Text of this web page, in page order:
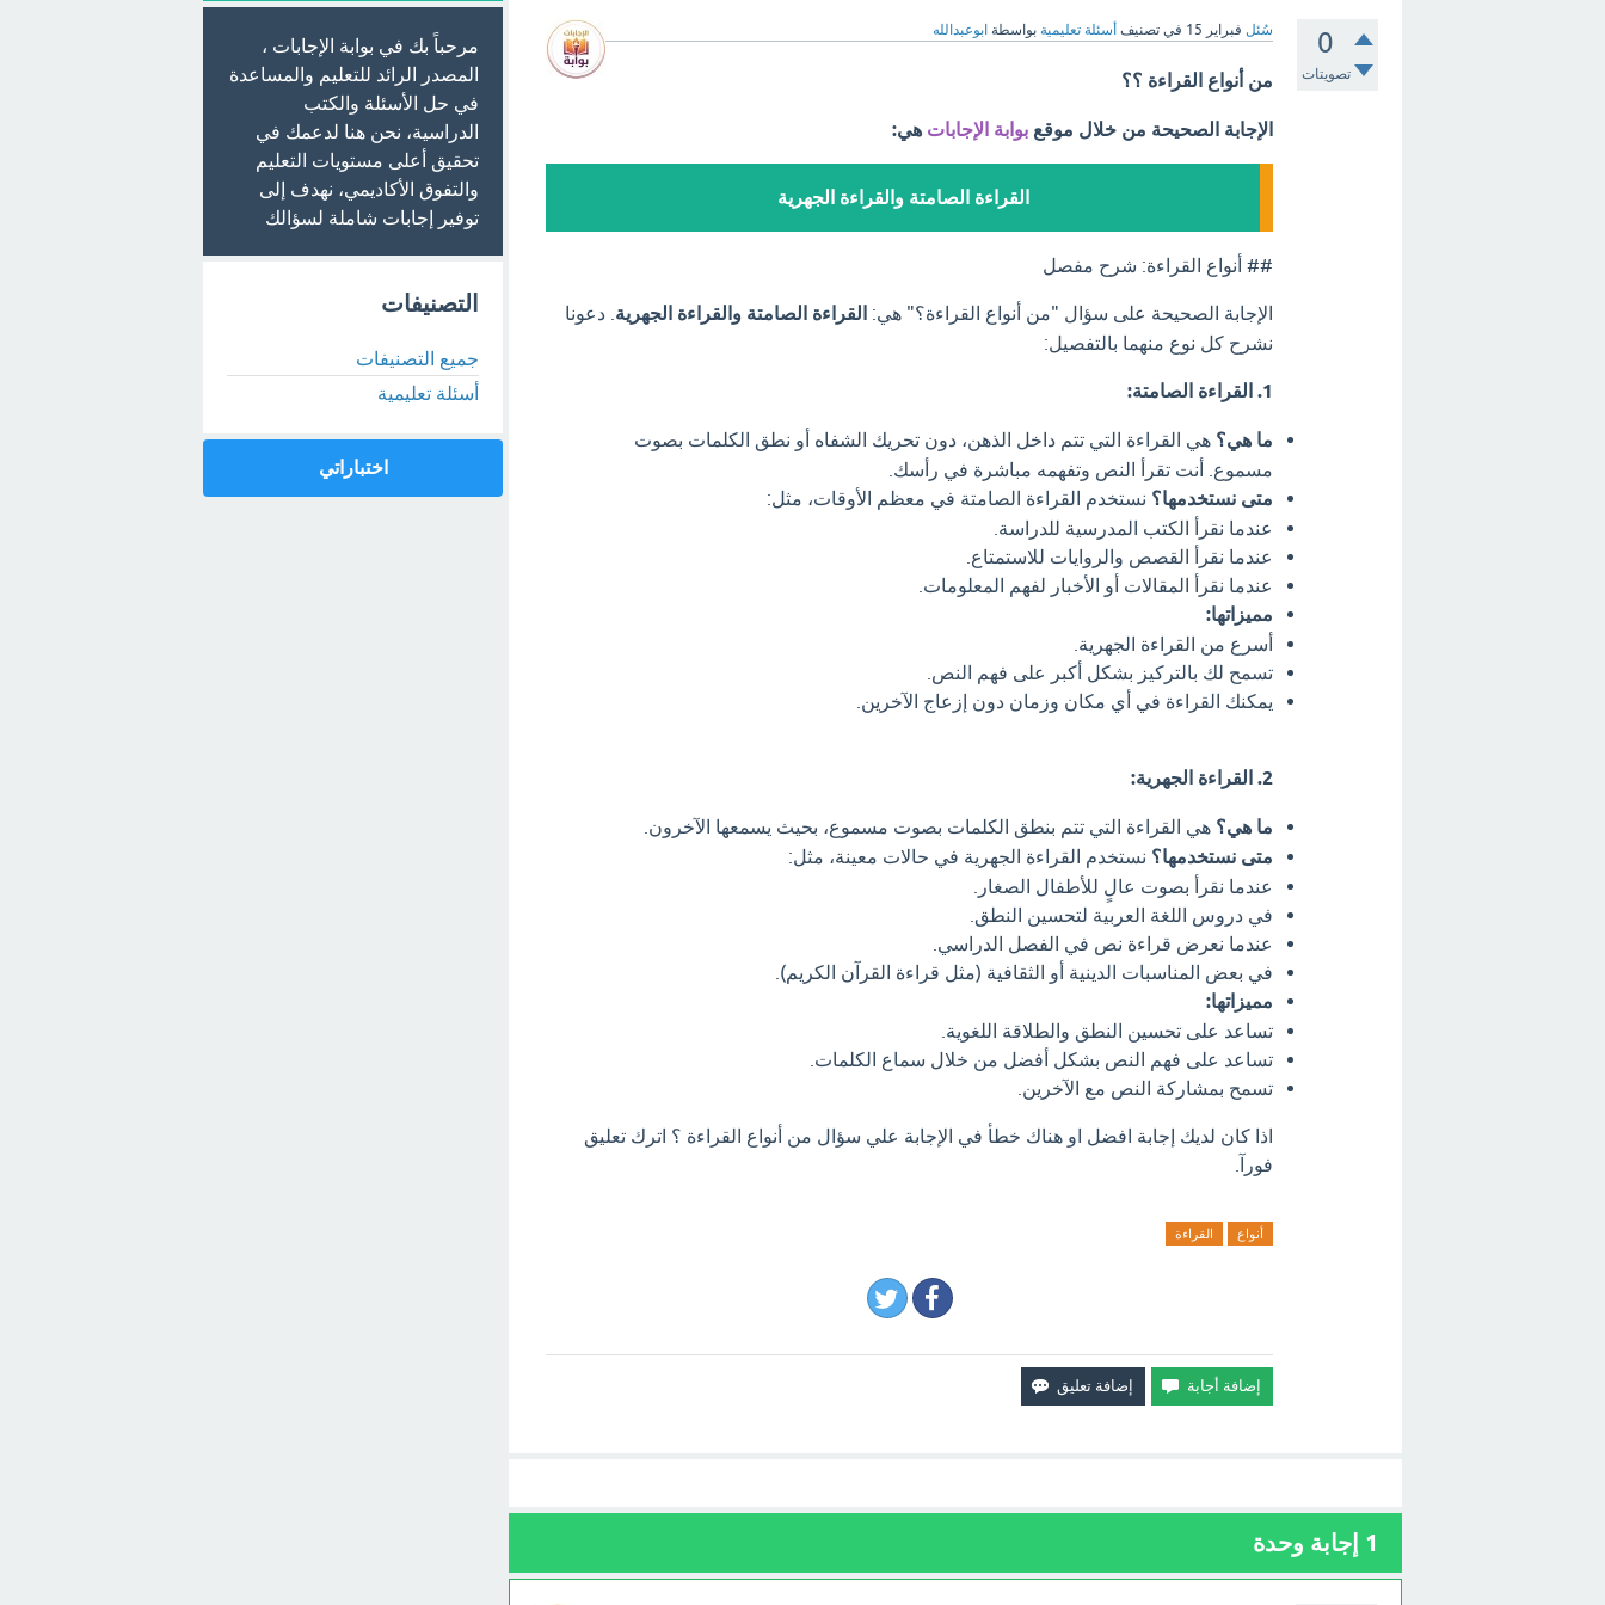
0
تصويتات
سُئل فبراير 15 في تصنيف أسئلة تعليمية بواسطة ابوعبدالله
من أنواع القراءة ؟؟
الإجابة الصحيحة من خلال موقع بوابة الإجابات هي:
القراءة الصامتة والقراءة الجهرية
## أنواع القراءة: شرح مفصل
الإجابة الصحيحة على سؤال "من أنواع القراءة؟" هي: القراءة الصامتة والقراءة الجهرية . دعونا
نشرح كل نوع منهما بالتفصيل:
1. القراءة الصامتة:
ما هي؟ هي القراءة التي تتم داخل الذهن، دون تحريك الشفاه أو نطق الكلمات بصوت
مسموع. أنت تقرأ النص وتفهمه مباشرة في رأسك.
متى نستخدمها؟ نستخدم القراءة الصامتة في معظم الأوقات، مثل:
عندما نقرأ الكتب المدرسية للدراسة.
عندما نقرأ القصص والروايات للاستمتاع.
عندما نقرأ المقالات أو الأخبار لفهم المعلومات.
مميزاتها:
أسرع من القراءة الجهرية.
تسمح لك بالتركيز بشكل أكبر على فهم النص.
يمكنك القراءة في أي مكان وزمان دون إزعاج الآخرين.
2. القراءة الجهرية:
ما هي؟ هي القراءة التي تتم بنطق الكلمات بصوت مسموع، بحيث يسمعها الآخرون.
متى نستخدمها؟ نستخدم القراءة الجهرية في حالات معينة، مثل:
عندما نقرأ بصوت عالٍ للأطفال الصغار.
في دروس اللغة العربية لتحسين النطق.
عندما نعرض قراءة نص في الفصل الدراسي.
في بعض المناسبات الدينية أو الثقافية (مثل قراءة القرآن الكريم).
مميزاتها:
تساعد على تحسين النطق والطلاقة اللغوية.
تساعد على فهم النص بشكل أفضل من خلال سماع الكلمات.
تسمح بمشاركة النص مع الآخرين.
اذا كان لديك إجابة افضل او هناك خطأ في الإجابة علي سؤال من أنواع القراءة ؟ اترك تعليق
فورآ.
أنواع القراءة
1 إجابة وحدة
مرحباً بك في بوابة الإجابات ،
المصدر الرائد للتعليم والمساعدة
في حل الأسئلة والكتب
الدراسية، نحن هنا لدعمك في
تحقيق أعلى مستويات التعليم
والتفوق الأكاديمي، نهدف إلى
توفير إجابات شاملة لسؤالك
التصنيفات
جميع التصنيفات
أسئلة تعليمية
اختباراتي